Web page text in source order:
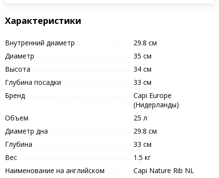
Характеристики
Внутренний диаметр
29.8 см
Диаметр
35 см
Высота
34 см
Глубина посадки
33 см
Бренд
Capi Europe
(Нидерланды)
Объем
25 л
Диаметр дна
29.8 см
Глубина
33 см
Вес
1.5 кг
Наименование на английском
Capi Nature Rib NL